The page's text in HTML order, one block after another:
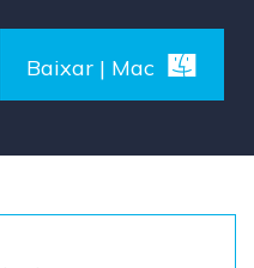
Grátis
TODOS OS RECURSOS
Baixar | Mac